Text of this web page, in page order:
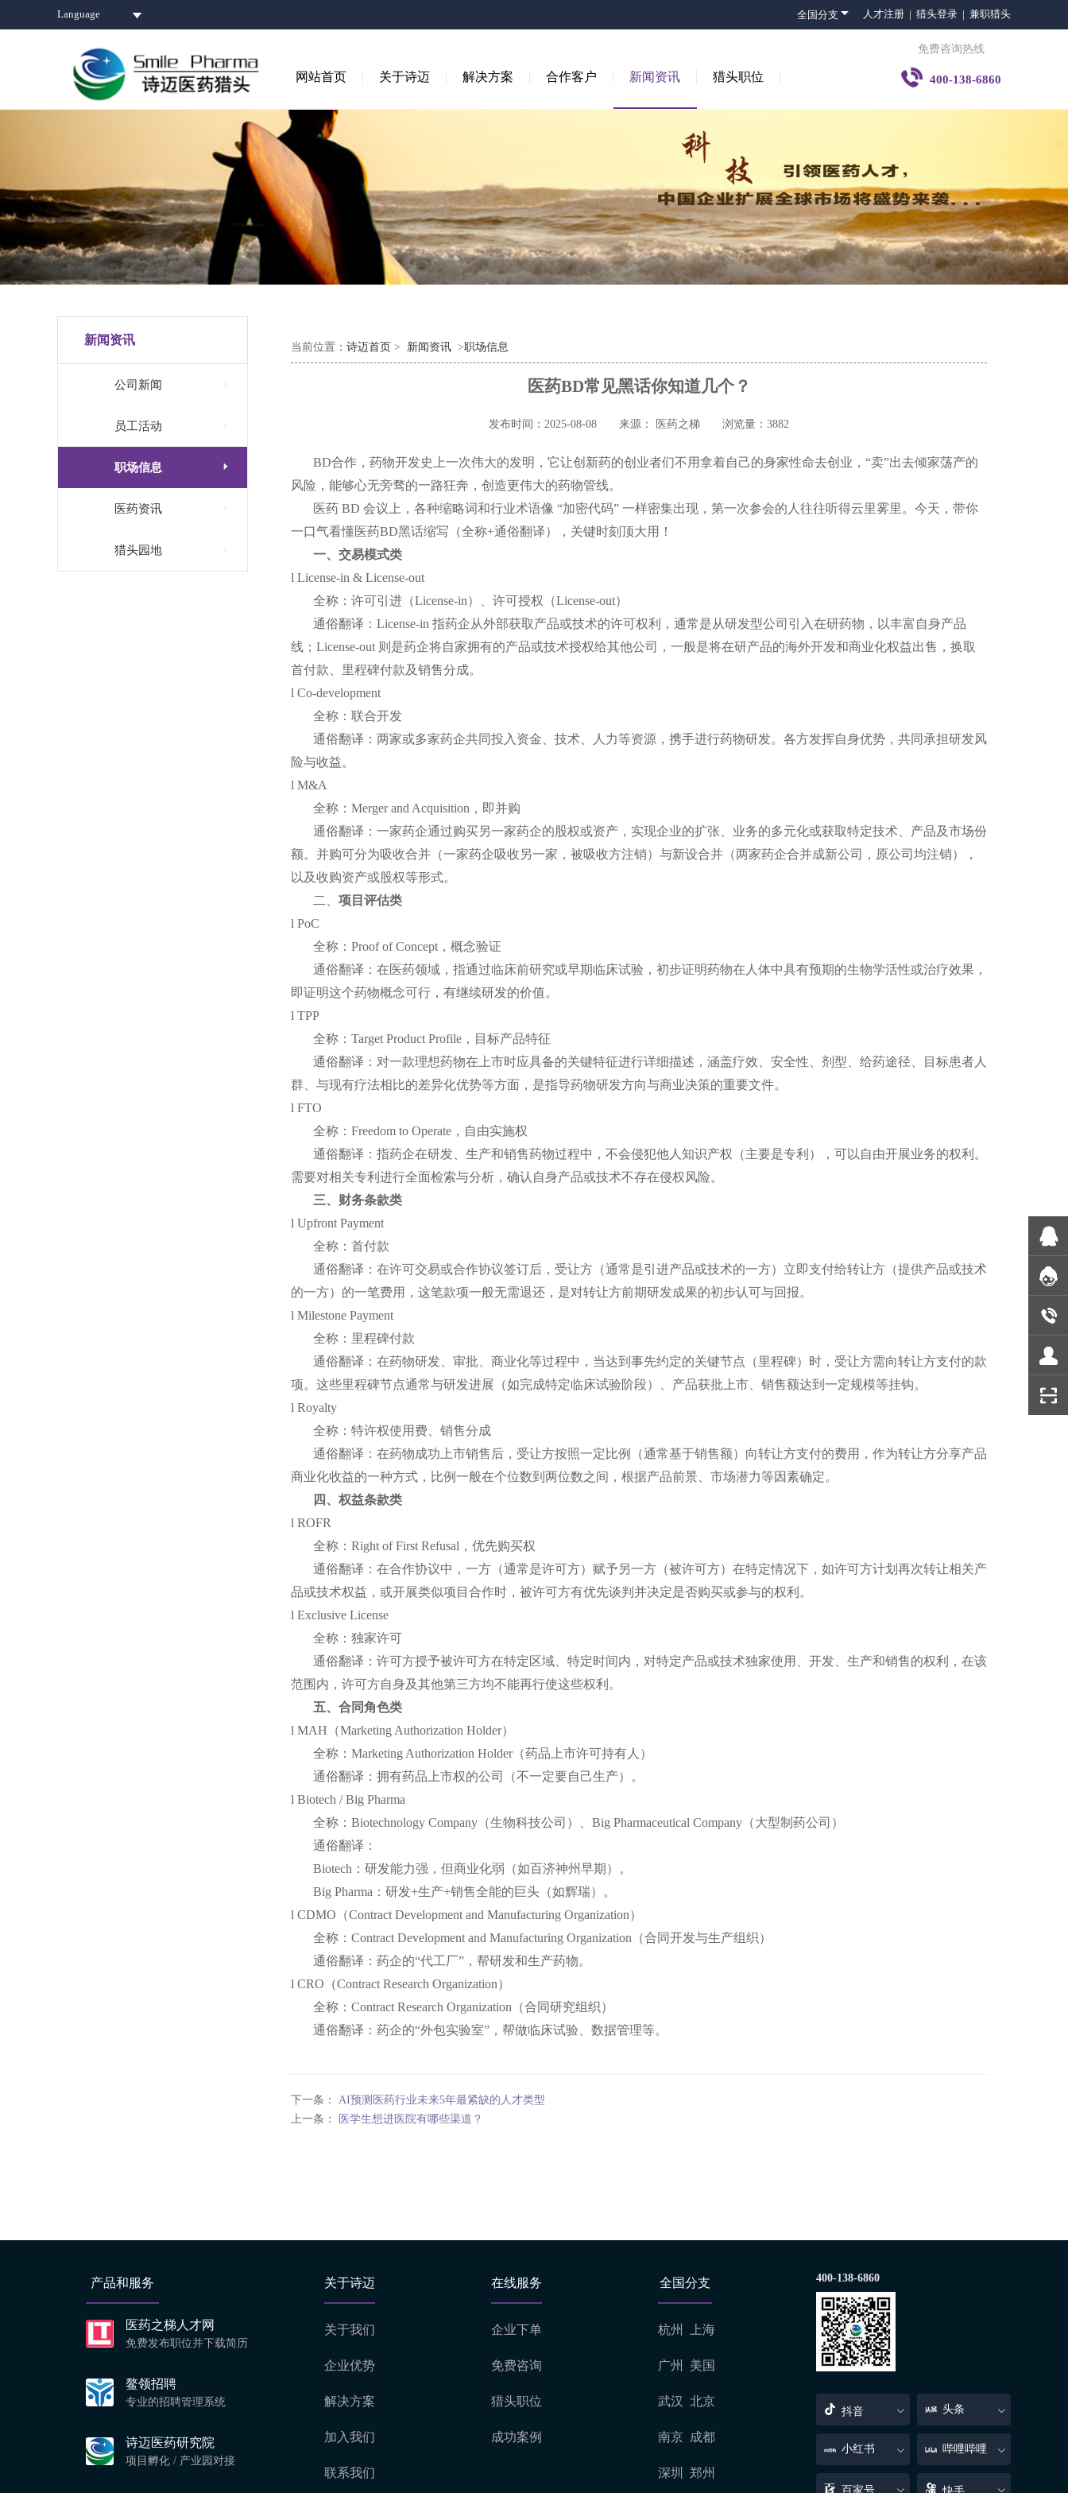
Language 全国分支  人才注册 | 猎头登录 | 兼职猎头
网站首页 关于诗迈 解决方案 合作客户 新闻资讯 猎头职位
免费咨询热线
 400-138-6860
新闻资讯
公司新闻
员工活动
职场信息 
医药资讯
猎头园地
当前位置： 诗迈首页 > 新闻资讯 >职场信息
医药BD常见黑话你知道几个？
发布时间：2025-08-08 来源： 医药之梯 浏览量：3882
BD合作，药物开发史上一次伟大的发明，它让创新药的创业者们不用拿着自己的身家性命去创业，“卖”出去倾家荡产的
风险， 能够心无旁骛的一路狂奔，创造更伟大的药物管线。
医药 BD 会议上，各种缩略词和行业术语像 “加密代码” 一样密集出现，第一次参会的人往往听得云里雾里。 今天 ，带你
一口气看懂医药BD黑话缩写（全称+通俗翻译），关键时刻顶大用！
一、交易模式类
l License-in & License-out
全称：许可引进（License-in）、许可授权（License-out）
通俗翻译： License-in 指药企从外部获取产品或技术的许可权利，通常是从研发型公司引入在研药物，以丰富自身产品
线；License-out 则是药企将自家拥有的产品或技术授权给其他公司，一般是将在研产品的海外开发和商业化权益出售，换取
首付款、里程碑付款及销售分成。
l Co-development
全称：联合开发
通俗翻译：两家或多家药企共同投入资金、技术、人力等资源，携手进行药物研发。各方发挥自身优势，共同承担研发风
险与收益。
l M&A
全称： Merger and Acquisition，即并购
通俗翻译：一家药企通过购买另一家药企的股权或资产，实现企业的扩张、业务的多元化或获取特定技术、产品及市场份
额。并购可分为吸收合并（一家药企吸收另一家，被吸收方注销）与新设合并（两家药企合并成新公司，原公司均注销），
以及收购资产或股权等形式。
二、 项目评估类
l PoC
全称： Proof of Concept，概念验证
通俗翻译：在医药领域，指通过临床前研究或早期临床试验，初步证明药物在人体中具有预期的生物学活性或治疗效果，
即证明这个药物概念可行，有继续研发的价值。
l TPP
全称： Target Product Profile，目标产品特征
通俗翻译：对一款理想药物在上市时应具备的关键特征进行详细描述，涵盖疗效、安全性、剂型、给药途径、目标患者人
群、与现有疗法相比的差异化优势等方面，是指导药物研发方向与商业决策的重要文件。
l FTO
全称： Freedom to Operate，自由实施权
通俗翻译：指药企在研发、生产和销售药物过程中，不会侵犯他人知识产权（主要是专利），可以自由开展业务的权利。
需要对相关专利进行全面检索与分析，确认自身产品或技术不存在侵权风险。
三、财务条款类
l Upfront Payment
全称：首付款
通俗翻译：在许可交易或合作协议签订后，受让方（通常是引进产品或技术的一方）立即支付给转让方（提供产品或技术
的一方）的一笔费用，这笔款项一般无需退还，是对转让方前期研发成果的初步认可与回报。
l Milestone Payment
全称：里程碑付款
通俗翻译：在药物研发、审批、商业化等过程中，当达到事先约定的关键节点（里程碑）时，受让方需向转让方支付的款
项。这些里程碑节点通常与研发进展（如完成特定临床试验阶段）、产品获批上市、销售额达到一定规模等挂钩。
l Royalty
全称：特许权使用费、销售分成
通俗翻译：在药物成功上市销售后，受让方按照一定比例（通常基于销售额）向转让方支付的费用，作为转让方分享产品
商业化收益的一种方式，比例一般在个位数到两位数之间，根据产品前景、市场潜力等因素确定。
四、权益条款类
l ROFR
全称： Right of First Refusal，优先购买权
通俗翻译：在合作协议中，一方（通常是许可方）赋予另一方（被许可方）在特定情况下，如许可方计划再次转让相关产
品或技术权益，或开展类似项目合作时，被许可方有优先谈判并决定是否购买或参与的权利。
l Exclusive License
全称：独家许可
通俗翻译：许可方授予被许可方在特定区域、特定时间内，对特定产品或技术独家使用、开发、生产和销售的权利，在该
范围内，许可方自身及其他第三方均不能再行使这些权利。
五、合同角色类
l MAH（Marketing Authorization Holder）
全称： Marketing Authorization Holder（药品上市许可持有人）
通俗翻译：拥有药品上市权的公司（不一定要自己生产）。
l Biotech / Big Pharma
全称： Biotechnology Company（生物科技公司）、Big Pharmaceutical Company（大型制药公司）
通俗翻译：
Biotech：研发能力强，但商业化弱（如百济神州早期）。
Big Pharma：研发+生产+销售全能的巨头（如辉瑞）。
l CDMO（Contract Development and Manufacturing Organization）
全称： Contract Development and Manufacturing Organization（合同开发与生产组织）
通俗翻译：药企的“代工厂”，帮研发和生产药物。
l CRO（Contract Research Organization）
全称： Contract Research Organization（合同研究组织）
通俗翻译：药企的“外包实验室”，帮做临床试验、数据管理等。
下一条： AI预测医药行业未来5年最紧缺的人才类型
上一条：
医学生想进医院有哪些渠道？
产品和服务
医药之梯人才网
免费发布职位并下载简历
鳌领招聘
专业的招聘管理系统
诗迈医药研究院
项目孵化 / 产业园对接
关于诗迈
关于我们
企业优势
解决方案
加入我们
联系我们
在线服务
企业下单
免费咨询
猎头职位
成功案例
全国分支
杭州 上海
广州 美国
武汉 北京
南京 成都
深圳 郑州
400-138-6860
抖音 头条
小红书 哔哩哔哩
百家号